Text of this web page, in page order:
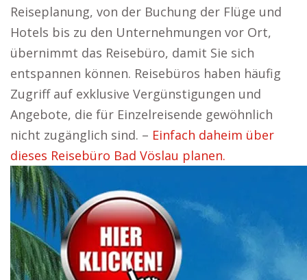
Reiseplanung, von der Buchung der Flüge und
Hotels bis zu den Unternehmungen vor Ort,
übernimmt das Reisebüro, damit Sie sich
entspannen können. Reisebüros haben häufig
Zugriff auf exklusive Vergünstigungen und
Angebote, die für Einzelreisende gewöhnlich
nicht zugänglich sind. – Einfach daheim über
dieses Reisebüro Bad Vöslau planen.